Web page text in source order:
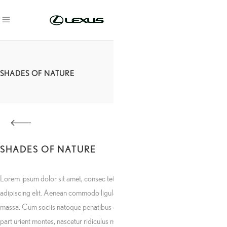
SHADES OF NATURE
SHADES OF NATURE
Lorem ipsum dolor sit amet, consec tetuer
adipiscing elit. Aenean commodo ligula eget dolor
massa. Cum sociis natoque penatibus et magnis dis
part urient montes, nascetur ridiculus mus. Donec